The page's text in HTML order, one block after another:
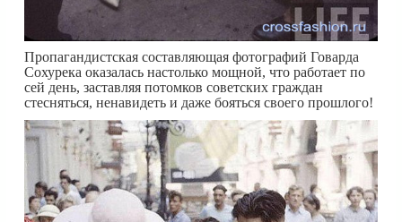
Пропагандистская составляющая фотографий Говарда
Сохурека оказалась настолько мощной, что работает по
сей день, заставляя потомков советских граждан
стесняться, ненавидеть и даже бояться своего прошлого!